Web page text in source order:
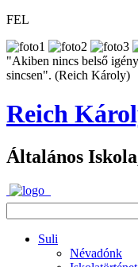
FEL
"Akiben nincs belső
sincsen". (Reich Károly)
Reich
Általános
Suli
Névadónk